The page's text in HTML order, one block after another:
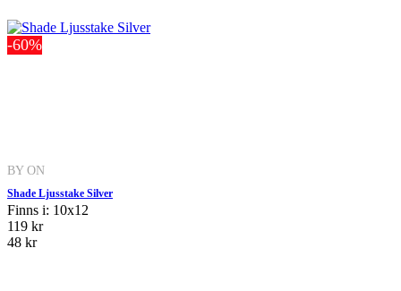
-60%
BY ON
Shade Ljusstake Silver
Finns i: 10x12
119 kr
48 kr